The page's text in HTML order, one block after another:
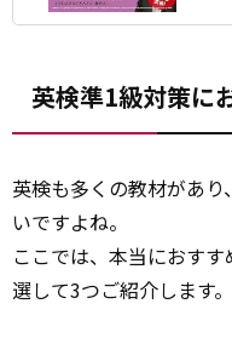
英検準1級対策に
英検も多くの教材があ
いですよね。
ここでは、本当におす
選して3つご紹介します。